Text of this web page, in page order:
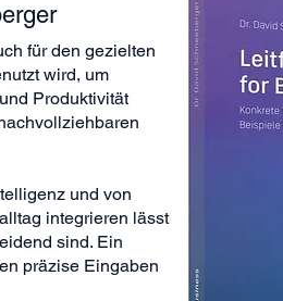
für den gezielten
wird, um
Produktivität
und von
integrieren lässt
sind. Ein
präzise Eingaben